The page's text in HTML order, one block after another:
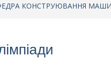
КОНСТРУЮВАННЯ